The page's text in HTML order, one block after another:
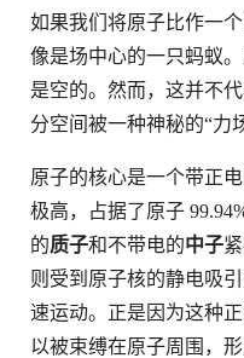
如果我们将原子比作一
像是场中心的一只蚂蚁
是空的。然而，这并不
分空间被一种神秘的“力
原子的核心是一个带正
极高，占据了原子
的质子和不带电的中子
则受到原子核的静电吸
速运动。正是因为这种
以被束缚在原子周围，